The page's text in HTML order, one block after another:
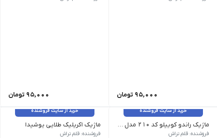
95,000 تومان 95,000 تومان
خرید از سایت فروشنده
ماژیک راندو کوییلو کد 210 مدل Stylefile (رنگ potato brown) اژیک راندو کوییلو کد 210 مدل Stylefile رنگ potato brown | ماژیک راندو دوسر کوئیلو دارای جوهر پایه الکل | جنس نوک فیبر با فرم تخت و گرد | قطر نوشتاری سر تخت : ۶ میلی‌متر و قطر نوشتاری سر گرد : ۱ میلی‌متر | فرم بدنه دایره و مناسب طراحی و معماری
فروشنده: قلم تراش
خرید از سایت فروشنده
ماژیک اکریلیک طلایی یوشیدا
فروشنده: قلم تراش